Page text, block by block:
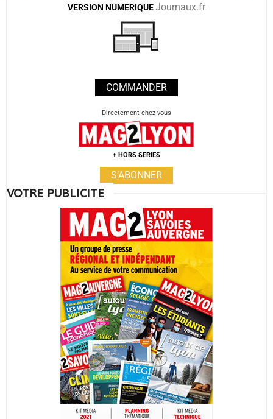
VERSION NUMERIQUEJournaux.fr
COMMANDER
Directement chez vous
+ HORS SERIES
S’ABONNER
VOTRE PUBLICITE